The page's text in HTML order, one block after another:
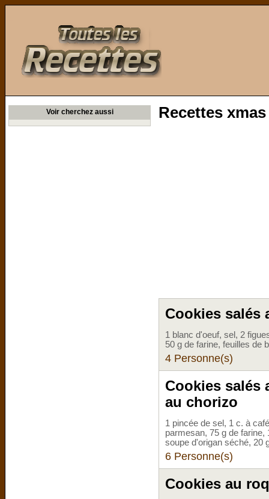
Voir cherchez aussi Recettes
Cookies salés
1 blanc d'oeuf, sel, 2
50 g de farine, feuilles de
4 Personne(s)
Cookies salés
au chorizo
1 pincée de sel, 1 c. à
parmesan, 75 g de
soupe d'origan séché, 20
6 Personne(s)
Cookies au